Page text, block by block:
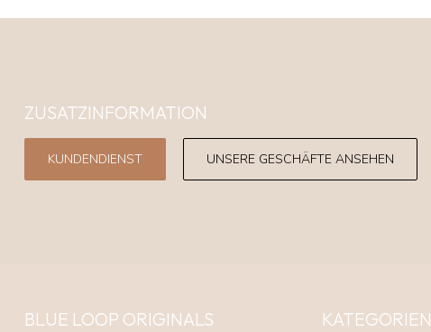
ZUSATZINFORMATION
KUNDENDIENST UNSERE GESCHÄFTE ANSEHEN
BLUE LOOP ORIGINALS KATEGORIEN